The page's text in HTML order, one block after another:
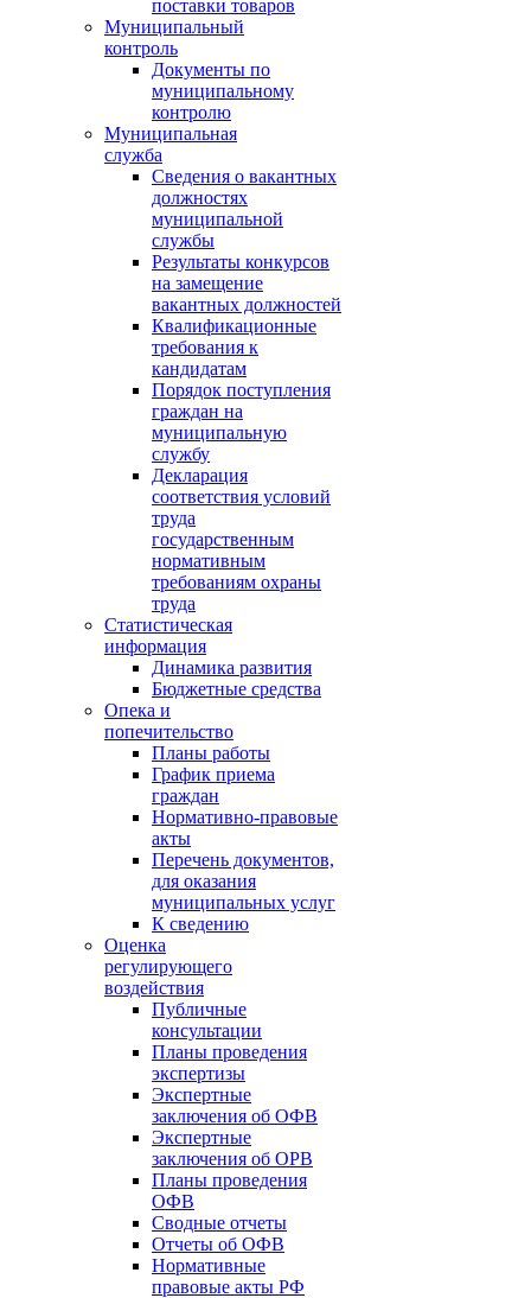
поставки товаров
Муниципальный
контроль
Документы по
муниципальному
контролю
Муниципальная
служба
Сведения о вакантных
должностях
муниципальной
службы
Результаты конкурсов
на замещение
вакантных должностей
Квалификационные
требования к
кандидатам
Порядок поступления
граждан на
муниципальную
службу
Декларация
соответствия условий
труда
государственным
нормативным
требованиям охраны
труда
Статистическая
информация
Динамика развития
Бюджетные средства
Опека и
попечительство
Планы работы
График приема
граждан
Нормативно-правовые
акты
Перечень документов,
для оказания
муниципальных услуг
К сведению
Оценка
регулирующего
воздействия
Публичные
консультации
Планы проведения
экспертизы
Экспертные
заключения об ОФВ
Экспертные
заключения об ОРВ
Планы проведения
ОФВ
Сводные отчеты
Отчеты об ОФВ
Нормативные
правовые акты РФ